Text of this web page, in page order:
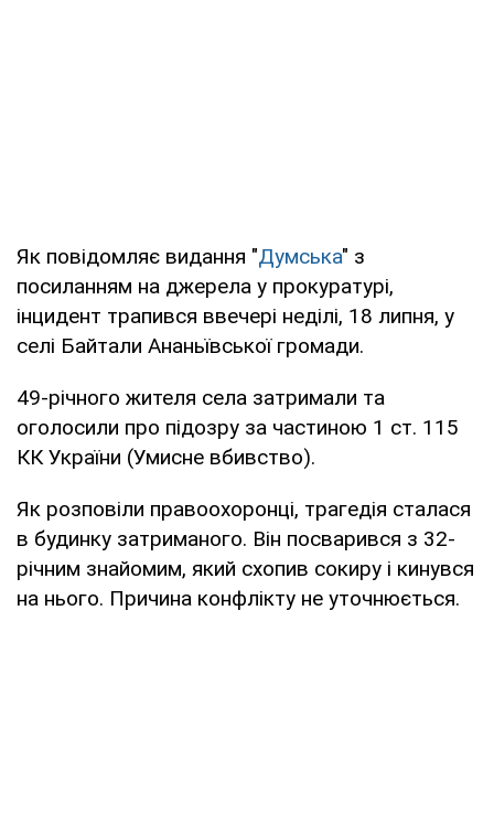
Як повідомляє видання "Думська" з
посиланням на джерела у прокуратурі,
інцидент трапився ввечері неділі, 18 липня, у
селі Байтали Ананьївської громади.
49-річного жителя села затримали та
оголосили про підозру за частиною 1 ст. 115
КК України (Умисне вбивство).
Як розповіли правоохоронці, трагедія сталася
в будинку затриманого. Він посварився з 32-
річним знайомим, який схопив сокиру і кинувся
на нього. Причина конфлікту не уточнюється.